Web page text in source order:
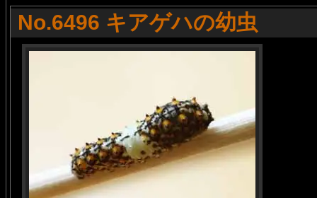
No.6496 キアゲハの幼虫